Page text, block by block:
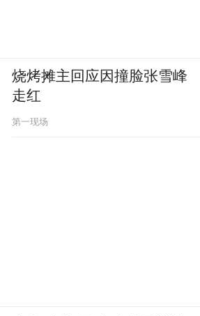
烧烤摊主回应因撞脸张雪峰
走红
第一现场